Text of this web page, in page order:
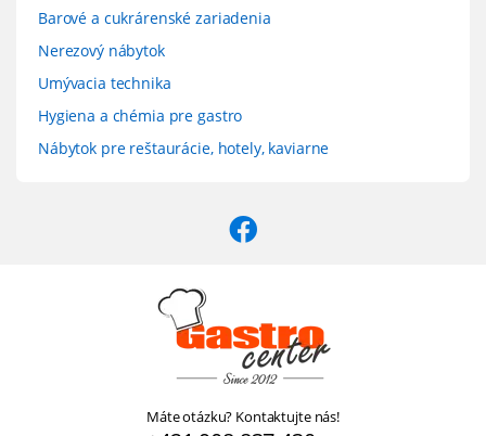
Barové a cukrárenské zariadenia
Nerezový nábytok
Umývacia technika
Hygiena a chémia pre gastro
Nábytok pre reštaurácie, hotely, kaviarne
Máte otázku? Kontaktujte nás!